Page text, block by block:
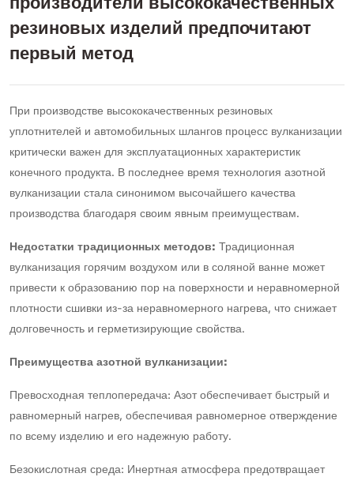
резиновых изделий предпочитают
первый метод
При производстве высококачественных резиновых
уплотнителей и автомобильных шлангов процесс вулканизации
критически важен для эксплуатационных характеристик
конечного продукта. В последнее время технология азотной
вулканизации стала синонимом высочайшего качества
производства благодаря своим явным преимуществам.
Недостатки традиционных методов: Традиционная
вулканизация горячим воздухом или в соляной ванне может
привести к образованию пор на поверхности и неравномерной
плотности сшивки из-за неравномерного нагрева, что снижает
долговечность и герметизирующие свойства.
Преимущества азотной вулканизации:
Превосходная теплопередача: Азот обеспечивает быстрый и
равномерный нагрев, обеспечивая равномерное отверждение
по всему изделию и его надежную работу.
Безокислотная среда: Инертная атмосфера предотвращает